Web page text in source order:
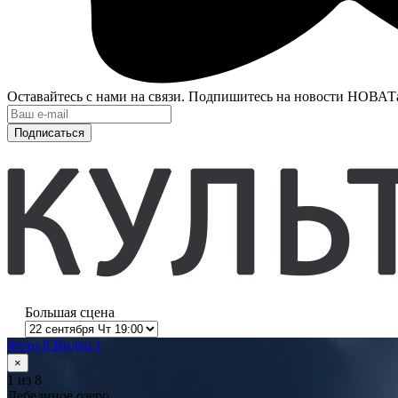
Оставайтесь с нами на связи. Подпишитесь на новости
Подписаться
Большая сцена
Фото 8 Видео 1
×
1 из 8